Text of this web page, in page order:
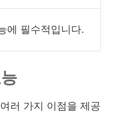
에 필수적입니다.
러 가지 이점을 제공